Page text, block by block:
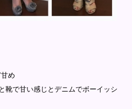
め
靴で甘い感じとデニムでボーイッシ